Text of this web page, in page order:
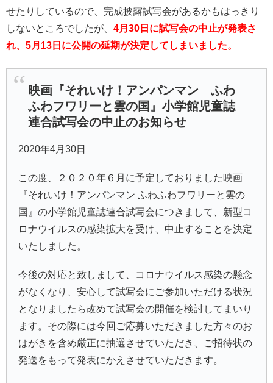
せたりしているので、完成披露試写会があるかもはっきり
しないところでしたが、 4月30日に試写会の中止が発表さ
れ、5月13日に公開の延期が決定してしまいました。
映画『それいけ！アンパンマン ふわ
ふわフワリーと雲の国』小学館児童誌
連合試写会の中止のお知らせ
2020年4月30日
この度、２０２０年６月に予定しておりました映画
『それいけ！アンパンマン ふわふわフワリーと雲の
国』の小学館児童誌連合試写会につきまして、新型コ
ロナウイルスの感染拡大を受け、中止することを決定
いたしました。
今後の対応と致しまして、コロナウイルス感染の懸念
がなくなり、安心して試写会にご参加いただける状況
となりましたら改めて試写会の開催を検討してまいり
ます。その際には今回ご応募いただきました方々のお
はがきを含め厳正に抽選させていただき、ご招待状の
発送をもって発表にかえさせていただきます。